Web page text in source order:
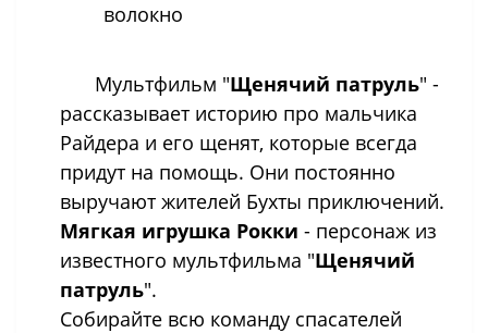
волокно
Мультфильм "Щенячий патруль" -
рассказывает историю про мальчика
Райдера и его щенят, которые всегда
придут на помощь. Они постоянно
выручают жителей Бухты приключений.
Мягкая игрушка Рокки - персонаж из
известного мультфильма "Щенячий
патруль".
Собирайте всю команду спасателей